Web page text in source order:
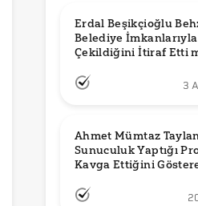
Erdal Beşikçioğlu
Belediye İmkanlarıyla
3
Ahmet Mümtaz
Sunuculuk Yaptığı
Kavga Ettiğini